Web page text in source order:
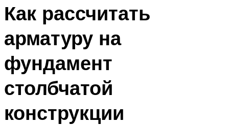
Как рассчитать
арматуру на
фундамент
столбчатой
конструкции